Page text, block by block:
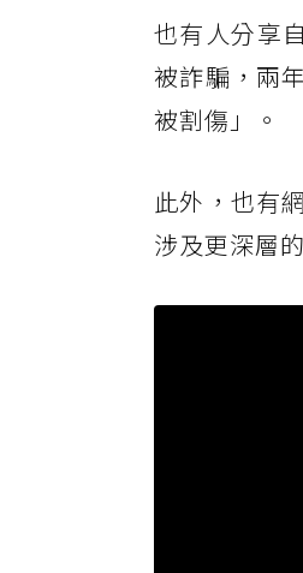
也有人分享
被詐騙，兩
被割傷」。
此外，也有
涉及更深層